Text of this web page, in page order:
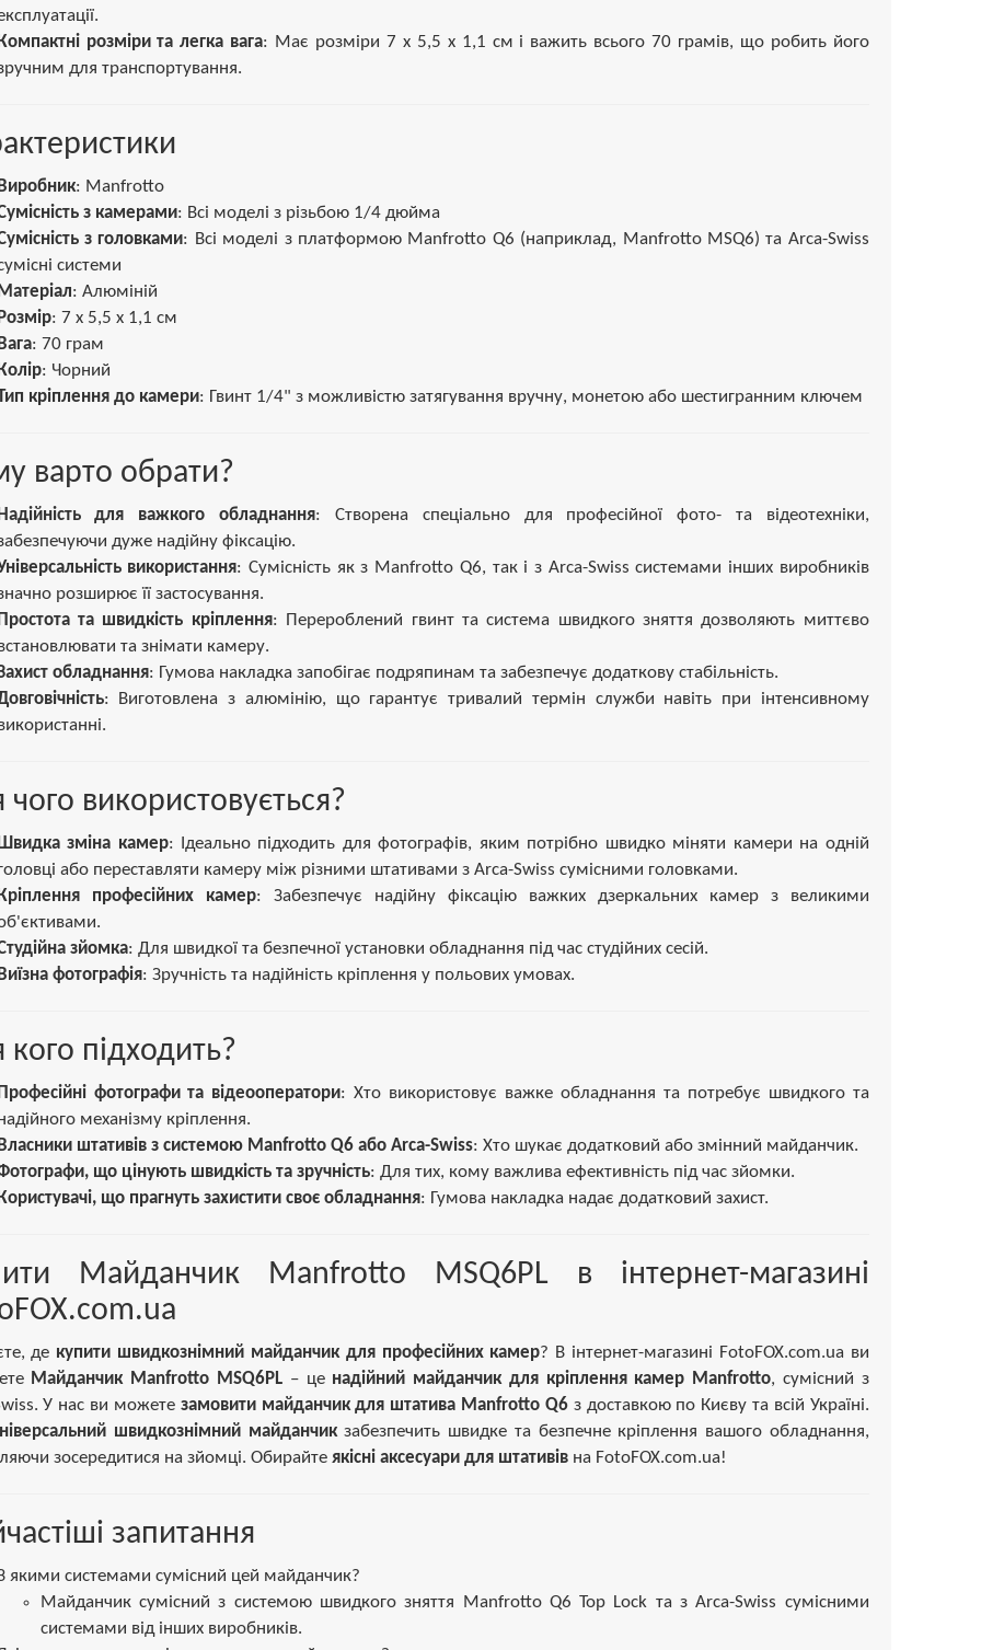
розміри та легка вага: Має розміри 7 х 5,5 х 1,1 см і важить всього 70 грамів, що робить його
для транспортування.
: Manfrotto
з камерами: Всі моделі з різьбою 1/4 дюйма
з головками: Всі моделі з платформою Manfrotto Q6 (наприклад, Manfrotto MSQ6) та Arca-Swiss
системи
: Алюміній
: 7 х 5,5 х 1,1 см
: 70 грам
: Чорний
кріплення до камери: Гвинт 1/4" з можливістю затягування вручну, монетою або шестигранним ключем
варто обрати?
для важкого обладнання: Створена спеціально для професійної фото- та відеотехніки,
дуже надійну фіксацію.
використання: Сумісність як з Manfrotto Q6, так і з Arca-Swiss системами інших виробників
розширює її застосування.
та швидкість кріплення: Перероблений гвинт та система швидкого зняття дозволяють миттєво
та знімати камеру.
обладнання: Гумова накладка запобігає подряпинам та забезпечує додаткову стабільність.
: Виготовлена з алюмінію, що гарантує тривалий термін служби навіть при інтенсивному
чого використовується?
зміна камер: Ідеально підходить для фотографів, яким потрібно швидко міняти камери на одній
або переставляти камеру між різними штативами з Arca-Swiss сумісними головками.
професійних камер: Забезпечує надійну фіксацію важких дзеркальних камер з великими
зйомка: Для швидкої та безпечної установки обладнання під час студійних сесій.
фотографія: Зручність та надійність кріплення у польових умовах.
кого підходить?
фотографи та відеооператори: Хто використовує важке обладнання та потребує швидкого та
механізму кріплення.
штативів з системою Manfrotto Q6 або Arca-Swiss: Хто шукає додатковий або змінний майданчик.
що цінують швидкість та зручність: Для тих, кому важлива ефективність під час зйомки.
що прагнуть захистити своє обладнання: Гумова накладка надає додатковий захист.
Майданчик Manfrotto MSQ6PL в інтернет-магазині
де купити швидкознімний майданчик для професійних камер? В інтернет-магазині FotoFOX.com.ua ви
Майданчик Manfrotto MSQ6PL– це надійний майданчик для кріплення камер Manfrotto, сумісний з
У нас ви можете замовити майданчик для штатива Manfrotto Q6з доставкою по Києву та всій Україні.
швидкознімний майданчикзабезпечить швидке та безпечне кріплення вашого обладнання,
зосередитися на зйомці. Обирайте якісні аксесуари для штативівна FotoFOX.com.ua!
запитання
якими системами сумісний цей майданчик?
Майданчик сумісний з системою швидкого зняття Manfrotto Q6 Top Lock та з Arca-Swiss сумісними
системами від інших виробників.